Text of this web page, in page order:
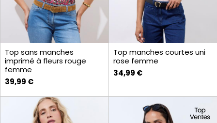
Top sans manches
imprimé à fleurs rouge
femme
39,99 €
Top manches courtes uni
rose femme
34,99 €